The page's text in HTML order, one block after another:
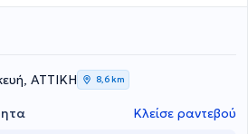
Αγία Παρασκευή. Είναι επιμελητής
Αθηνών" και επιστημονικός
Αθηνών στο Μαρούσι. Ο ιατρός
αντιμετώπιση και θεραπεία
νεφρική
νόσου • Ιδιοπαθής και ανθεκτική
• Νεφρολιθίαση • Λοιμώξεις
ΑΤΤΙΚΗ 8,6 km
Κλείσε ραντεβού